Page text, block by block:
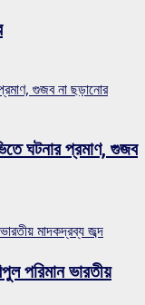
গুজব না ছড়ানোর
ঘটনার প্রমাণ, গুজব
মাদকদ্রব্য জব্দ
পরিমান ভারতীয়